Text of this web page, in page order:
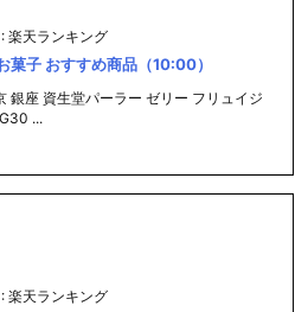
: 楽天ランキング
菓子 おすすめ商品（10:00）
銀座 資生堂パーラー ゼリー フリュイジ
...
: 楽天ランキング